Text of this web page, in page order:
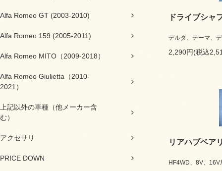
Alfa Romeo GT (2003-2010)
Alfa Romeo 159 (2005-2011)
Alfa Romeo MITO（2009-2018）
Alfa Romeo Giulietta（2010-
2021）
上記以外の車種（他メーカー含
む）
アクセサリ
PRICE DOWN
ドライブシャ
デルタ、テーマ、
2,290円(税込
リアハブベア
HF4WD、8V、16V